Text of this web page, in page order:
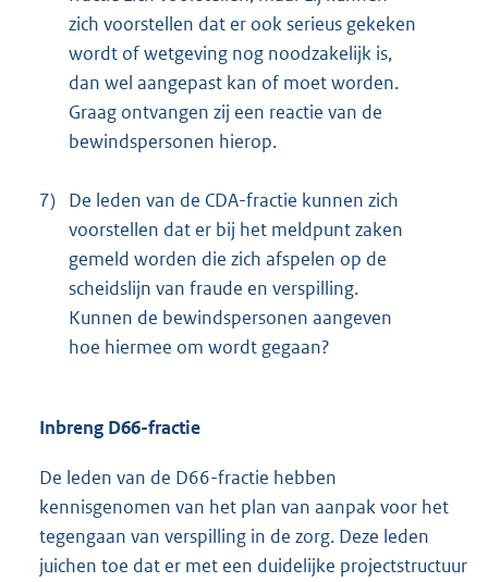
zich voorstellen dat er ook serieus gekeken
wordt of wetgeving nog noodzakelijk is,
dan wel aangepast kan of moet worden.
Graag ontvangen zij een reactie van de
bewindspersonen hierop.
7) De leden van de CDA-fractie kunnen zich
voorstellen dat er bij het meldpunt zaken
gemeld worden die zich afspelen op de
scheidslijn van fraude en verspilling.
Kunnen de bewindspersonen aangeven
hoe hiermee om wordt gegaan?
Inbreng D66-fractie
De leden van de D66-fractie hebben
kennisgenomen van het plan van aanpak voor het
tegengaan van verspilling in de zorg. Deze leden
juichen toe dat er met een duidelijke projectstructuur